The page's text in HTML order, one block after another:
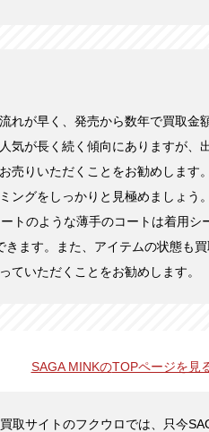
れが早く、発売から数年で買取金
気が長く続く傾向にありますが、
売りいただくことをお勧めします。
ングをしっかりと見極めましょう
トのような薄手のコートは着用
きます。また、アイテムの状態も
ていただくことをお勧めします。
SAGA MINKのTOPページを見
取サイトのフクウロでは、只今